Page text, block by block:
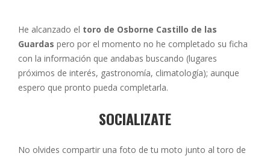
He alcanzado el toro de Osborne Castillo de las
Guardas pero por el momento no he completado su ficha
con la información que andabas buscando (lugares
próximos de interés, gastronomía, climatología); aunque
espero que pronto pueda completarla.
SOCIALIZATE
No olvides compartir una foto de tu moto junto al toro de